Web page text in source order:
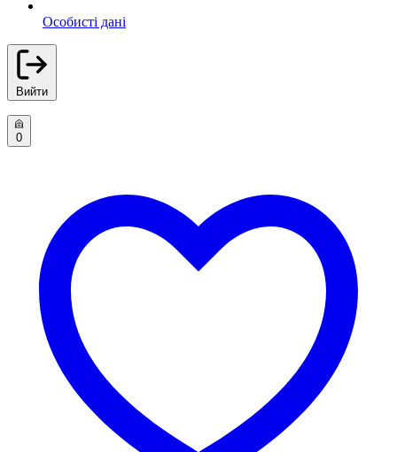
Особисті дані
Вийти
0